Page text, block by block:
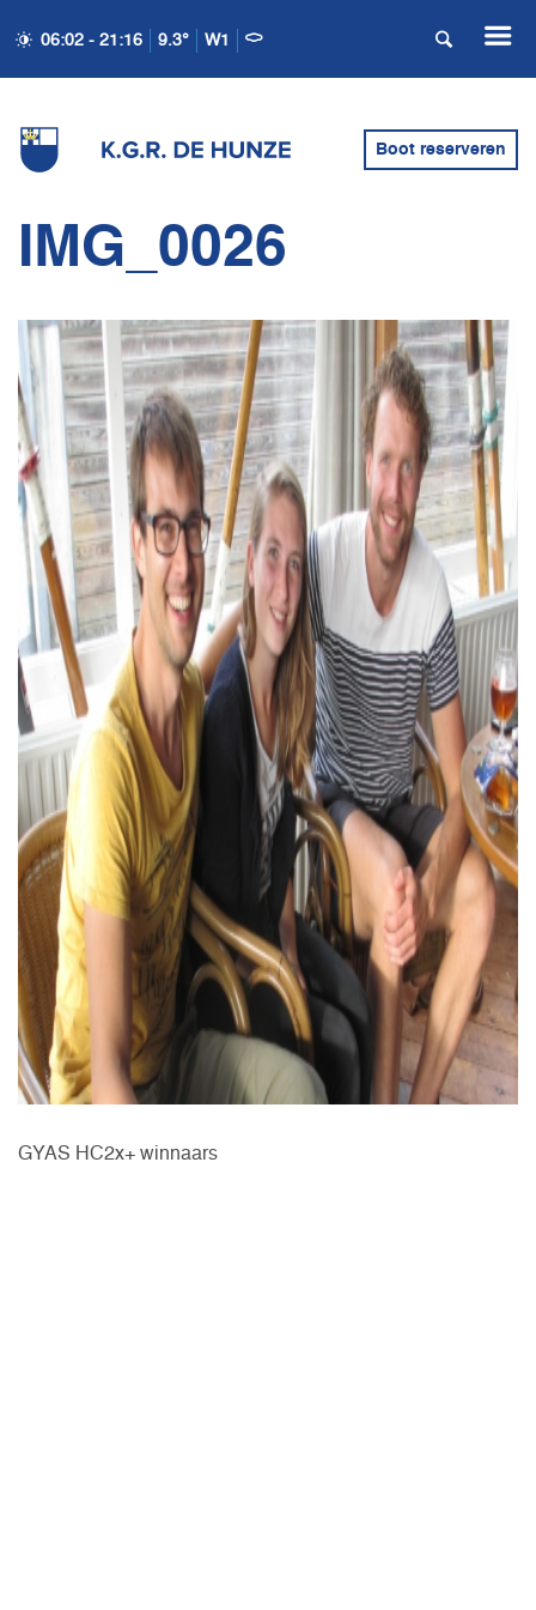
06:02 - 21:16 9.3° W1
Boot reserveren
IMG_0026
GYAS HC2x+ winnaars